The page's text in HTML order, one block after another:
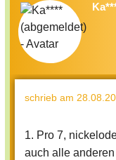
schrieb am
1. Pro 7,
auch alle